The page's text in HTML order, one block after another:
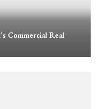
Commercial Real